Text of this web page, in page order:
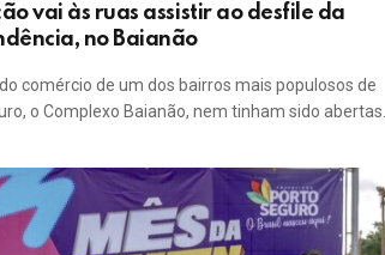
vai às ruas assistir ao desfile da
no Baianão
comércio de um dos bairros mais populosos de
o Complexo Baianão, nem tinham sido abertas…